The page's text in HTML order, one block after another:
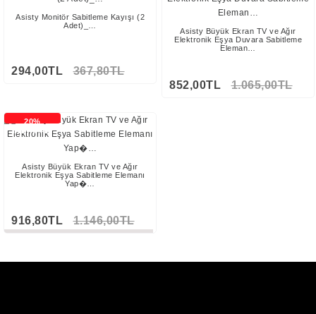
Asisty Monitör Sabitleme Kayışı (2
Adet)_…
294,00TL 367,80TL
Asisty Büyük Ekran TV ve Ağır
Elektronik Eşya Duvara Sabitleme
Eleman…
852,00TL 1.065,00TL
20%
İNDİRİMLİ
Asisty Büyük Ekran TV ve Ağır
Elektronik Eşya Sabitleme Elemanı
Yap�…
916,80TL 1.146,00TL